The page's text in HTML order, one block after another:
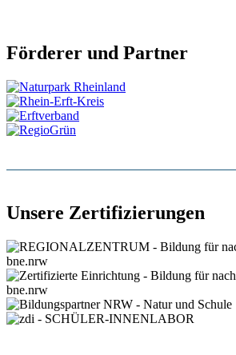
Förderer und Partner
Unsere Zertifizierungen